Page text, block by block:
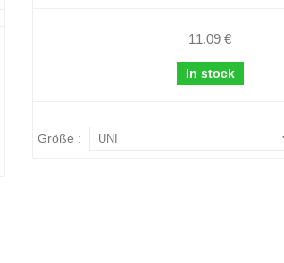
11,09 €
In stock
Größe :